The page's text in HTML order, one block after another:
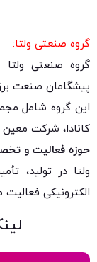
گروه صنعتی ولتا:
پیشگامان صنعت
این گروه شامل
کانادا، شرکت معین
حوزه فعالیت و
ولتا در تولید،
الکترونیکی